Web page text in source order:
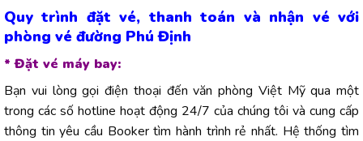
Quy trình đặt vé, thanh toán và nhận vé với
phòng vé đường Phú Định
* Đặt vé máy bay:
Bạn vui lòng gọi điện thoại đến văn phòng Việt Mỹ qua một
trong các số hotline hoạt động 24/7 của chúng tôi và cung cấp
thông tin yêu cầu Booker tìm hành trình rẻ nhất. Hệ thống tìm